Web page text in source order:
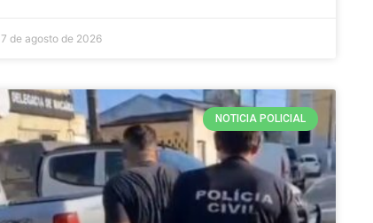
7 de agosto de 2026
NOTICIA POLICIAL